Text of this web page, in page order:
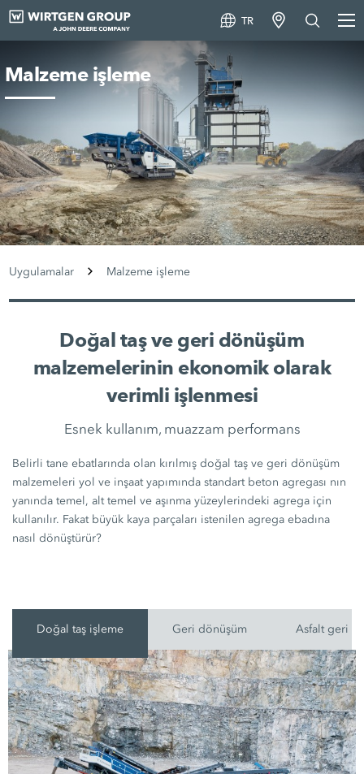
TR
Malzeme işleme
Uygulamalar Malzeme işleme
Doğal taş ve geri dönüşüm
malzemelerinin ekonomik olarak
verimli işlenmesi
Esnek kullanım, muazzam performans
Belirli tane ebatlarında olan kırılmış doğal taş ve geri dönüşüm
malzemeleri yol ve inşaat yapımında standart beton agregası nın
yanında temel, alt temel ve aşınma yüzeylerindeki agrega için
kullanılır. Fakat büyük kaya parçaları istenilen agrega ebadına
nasıl dönüştürür?
Doğal taş işleme Geri dönüşüm Asfalt geri